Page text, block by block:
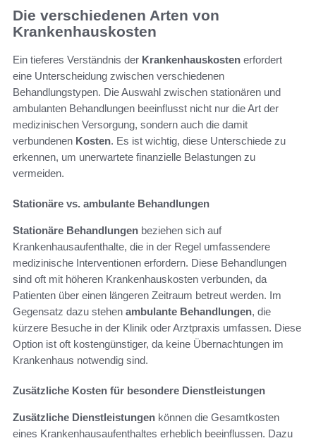
Die verschiedenen Arten von
Krankenhauskosten
Ein tieferes Verständnis der Krankenhauskosten erfordert
eine Unterscheidung zwischen verschiedenen
Behandlungstypen. Die Auswahl zwischen stationären und
ambulanten Behandlungen beeinflusst nicht nur die Art der
medizinischen Versorgung, sondern auch die damit
verbundenen Kosten. Es ist wichtig, diese Unterschiede zu
erkennen, um unerwartete finanzielle Belastungen zu
vermeiden.
Stationäre vs. ambulante Behandlungen
Stationäre Behandlungen beziehen sich auf
Krankenhausaufenthalte, die in der Regel umfassendere
medizinische Interventionen erfordern. Diese Behandlungen
sind oft mit höheren Krankenhauskosten verbunden, da
Patienten über einen längeren Zeitraum betreut werden. Im
Gegensatz dazu stehen ambulante Behandlungen, die
kürzere Besuche in der Klinik oder Arztpraxis umfassen. Diese
Option ist oft kostengünstiger, da keine Übernachtungen im
Krankenhaus notwendig sind.
Zusätzliche Kosten für besondere Dienstleistungen
Zusätzliche Dienstleistungen können die Gesamtkosten
eines Krankenhausaufenthaltes erheblich beeinflussen. Dazu